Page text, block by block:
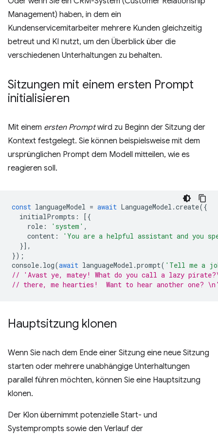
Management) haben, in dem ein
Kundenservicemitarbeiter mehrere Kunden gleichzeitig
betreut und KI nutzt, um den Überblick über die
verschiedenen Unterhaltungen zu behalten.
Sitzungen mit einem ersten Prompt
initialisieren
Mit einem ersten Promptwird zu Beginn der Sitzung der
Kontext festgelegt. Sie können beispielsweise mit dem
ursprünglichen Prompt dem Modell mitteilen, wie es
reagieren soll.
const languageModel = await LanguageModel .create({
initialPrompts :
[{
role : 'system' ,
content :
'You are a helpful assistant and you
}],
});
console. log(await languageModel .prompt( 'Tell me a
// 'Avast ye, matey! What do you call a lazy
// there, me hearties!  Want to hear another one?
Hauptsitzung klonen
Wenn Sie nach dem Ende einer Sitzung eine neue Sitzung
starten oder mehrere unabhängige Unterhaltungen
parallel führen möchten, können Sie eine Hauptsitzung
klonen.
Der Klon übernimmt potenzielle Start- und
Systemprompts sowie den Verlauf der